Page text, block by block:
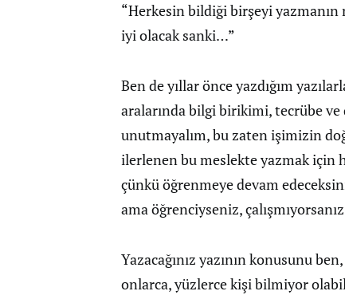
“Herkesin bildiği birşeyi yazmanın
iyi olacak sanki…”
Ben de yıllar önce yazdığım
aralarında bilgi birikimi, tecrübe ve
unutmayalım, bu zaten işimizin
ilerlenen bu meslekte yazmak için
çünkü öğrenmeye devam
ama öğrenciyseniz,
Yazacağınız yazının konusunu
onlarca, yüzlerce kişi bilmiyor